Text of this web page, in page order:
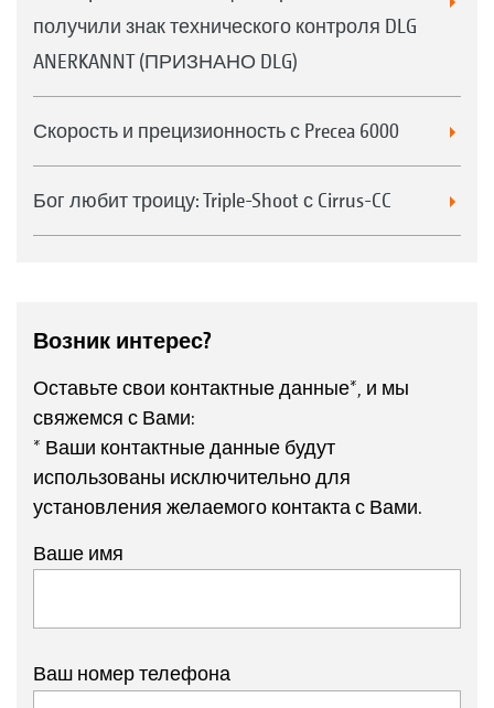
получили знак технического контроля DLG
ANERKANNT (ПРИЗНАНО DLG)
Скорость и прецизионность с Precea 6000
Бог любит троицу: Triple-Shoot с Cirrus-CC
Возник интерес?
Оставьте свои контактные данные*, и мы
свяжемся с Вами:
* Ваши контактные данные будут
использованы исключительно для
установления желаемого контакта с Вами.
Ваше имя
Ваш номер телефона